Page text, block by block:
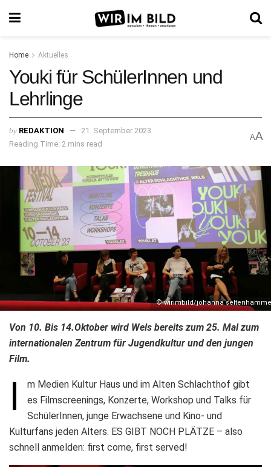
Home Aktuelles
Youki für SchülerInnen und
Lehrlinge
by REDAKTION
21. September 2023
Reading Time: 2 mins read
AA
© wirimbild/johanna
Von 10. Bis 14.Oktober wird Wels bereits zum 25. Mal zum
internationalen Zentrum für Jugendkultur und den jungen
Film.
I
m Medien Kultur Haus und im Alten Schlachthof gibt
es Filmscreenings, Konzerte, Workshop und Talks für
SchülerInnen, junge Erwachsene und Kino- und
Kulturfans jeden Alters. ES GIBT NOCH PLÄTZE – also
schnell anmelden: first come, first served!